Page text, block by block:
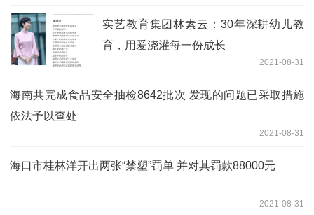
实艺教育集团林素云：30年深耕幼儿教
育，用爱浇灌每一份成长
2021-08-31
海南共完成食品安全抽检8642批次 发现的问题已采取措施
依法予以查处
2021-08-31
海口市桂林洋开出两张“禁塑”罚单 并对其罚款88000元
2021-08-31